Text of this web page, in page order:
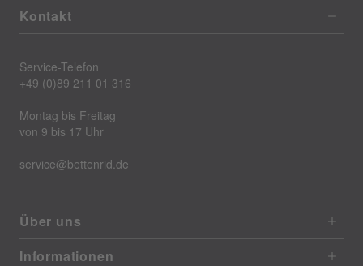
Kontakt
Service-Telefon
+49 (0)89 211 01 316
Montag bis Freitag
von 9 bis 17 Uhr
service@bettenrid.de
Über uns
Informationen